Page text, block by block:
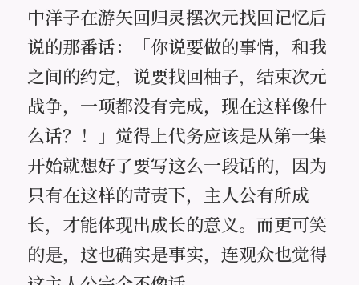
中洋子在游矢回归灵摆次元找回记忆后
说的那番话：「你说要做的事情，和我
之间的约定，说要找回柚子，结束次元
战争，一项都没有完成，现在这样像什
么话？！」觉得上代务应该是从第一集
开始就想好了要写这么一段话的，因为
只有在这样的苛责下，主人公有所成
长，才能体现出成长的意义。而更可笑
的是，这也确实是事实，连观众也觉得